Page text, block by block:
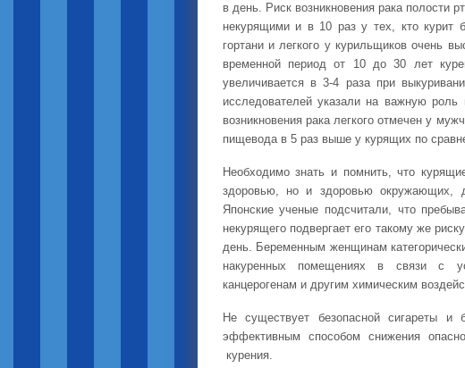
в день. Риск возникновения рака полости
некурящими и в 10 раз у тех, кто курит
гортани и легкого у курильщиков очень
временной период от 10 до 30 лет
увеличивается в 3-4 раза при
исследователей указали на важную
возникновения рака легкого отмечен у
пищевода в 5 раз выше у курящих по
Необходимо знать и помнить, что
здоровью, но и здоровью окружающих,
Японские ученые подсчитали, что
некурящего подвергает его такому же
день. Беременным женщинам
накуренных помещениях в связи с
канцерогенам и другим химическим
Не существует безопасной сигареты и
эффективным способом снижения
курения.